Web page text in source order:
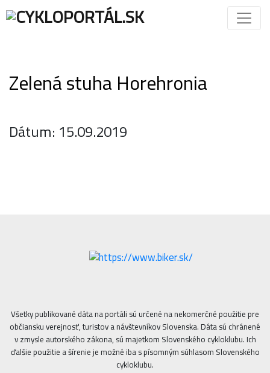
Zelená stuha Horehronia
Dátum: 15.09.2019
Všetky publikované dáta na portáli sú určené na nekomerčné použitie pre
občiansku verejnosť, turistov a návštevníkov Slovenska. Dáta sú chránené
v zmysle autorského zákona, sú majetkom Slovenského cykloklubu. Ich
ďalšie použitie a šírenie je možné iba s písomným súhlasom Slovenského
cykloklubu.